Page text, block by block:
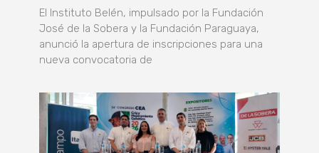
El Instituto Belén, impulsado por la Fundación
José de la Sobera y la Fundación Paraguaya,
anunció la apertura de inscripciones para una
nueva convocatoria de